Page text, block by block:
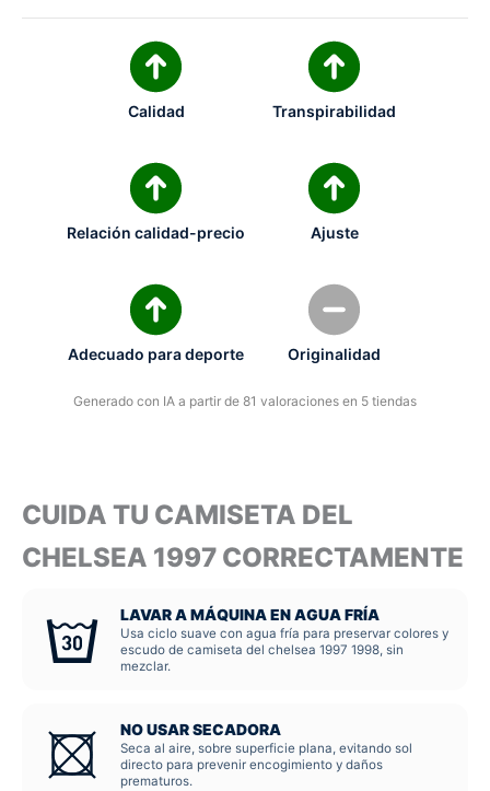
Calidad Transpirabilidad
Relación calidad-precio Ajuste
Adecuado para deporte Originalidad
Generado con IA a partir de 81 valoraciones en 5 tiendas
CUIDA TU CAMISETA DEL
CHELSEA 1997 CORRECTAMENTE
LAVAR A MÁQUINA EN AGUA FRÍA
Usa ciclo suave con agua fría para preservar colores y
escudo de camiseta del chelsea 1997 1998, sin
mezclar.
NO USAR SECADORA
Seca al aire, sobre superficie plana, evitando sol
directo para prevenir encogimiento y daños
prematuros.